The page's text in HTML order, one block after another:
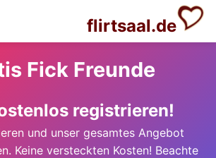
flirtsaal.de
Fick Freunde
registrieren!
und unser gesamtes Angebot
Keine versteckten Kosten! Beachte